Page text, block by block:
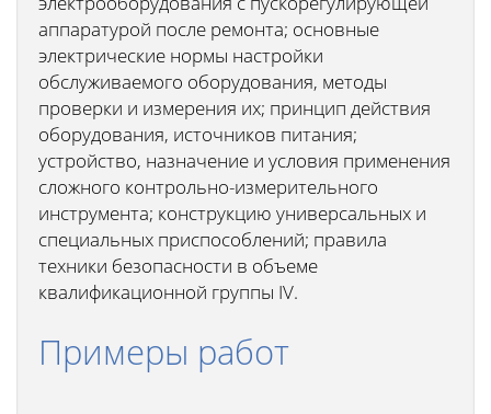
аппаратурой после ремонта; основные
электрические нормы настройки
обслуживаемого оборудования, методы
проверки и измерения их; принцип действия
оборудования, источников питания;
устройство, назначение и условия применения
сложного контрольно-измерительного
инструмента; конструкцию универсальных и
специальных приспособлений; правила
техники безопасности в объеме
квалификационной группы IV.
Примеры работ